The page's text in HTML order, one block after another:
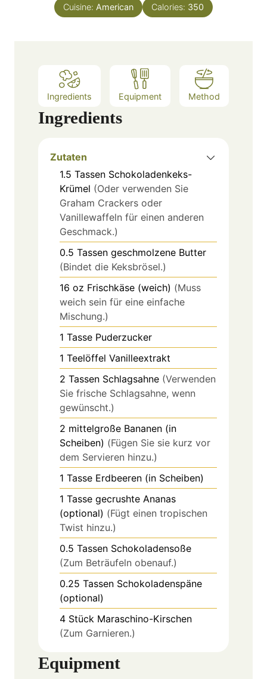
s
t
Cuisine: American Calories: 350
Ingredients Equipment Method
Ingredients
Zutaten
1.5 Tassen Schokoladenkeks-
Krümel (Oder verwenden Sie
Graham Crackers oder
Vanillewaffeln für einen anderen
Geschmack.)
0.5 Tassen geschmolzene Butter
(Bindet die Keksbrösel.)
16 oz Frischkäse (weich) (Muss
weich sein für eine einfache
Mischung.)
1 Tasse Puderzucker
1 Teelöffel Vanilleextrakt
2 Tassen Schlagsahne (Verwenden
Sie frische Schlagsahne, wenn
gewünscht.)
2 mittelgroße Bananen (in
Scheiben) (Fügen Sie sie kurz vor
dem Servieren hinzu.)
1 Tasse Erdbeeren (in Scheiben)
1 Tasse gecrushte Ananas
(optional) (Fügt einen tropischen
Twist hinzu.)
0.5 Tassen Schokoladensoße
(Zum Beträufeln obenauf.)
0.25 Tassen Schokoladenspäne
(optional)
4 Stück Maraschino-Kirschen
(Zum Garnieren.)
Equipment